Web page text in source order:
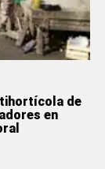
de
en